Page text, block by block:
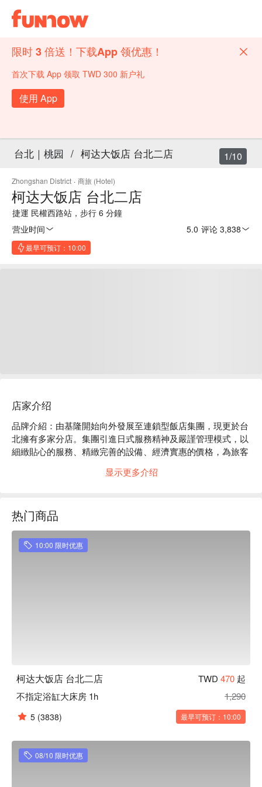
限时 3 倍送！下载App 领优惠！
首次下载 App 领取 TWD 300 新户礼
使用 App
台北｜桃园 / 柯达大饭店 台北二店
Zhongshan District · 商旅 (Hotel)
柯达大饭店 台北二店
捷運 民權西路站，步行 6 分鐘
营业时间
5.0 评论 3,838
最早可预订：10:00
1/10
店家介绍
品牌介紹：由基隆開始向外發展至連鎖型飯店集團，現更於台
北擁有多家分店。集團引進日式服務精神及嚴謹管理模式，以
細緻貼心的服務、精緻完善的設備、經濟實惠的價格，為旅客
絕佳位置：位於擁有林蔭大道的中山北路，距離捷運民權西路
主題風格：台北二店全館以簡約內斂的個性設計，讓您在沉穩
成熟的空間氣氛中感受台北都會魅力。
台北二店
柯達大飯店股份有限公司中山分公司，旅館登記字號：137-
显示更多介绍
热门商品
10:00 限时优惠
柯达大饭店 台北二店 TWD 470 起
不指定浴缸大床房 1h
1,290
5 (3838) 最早可预订：10:00
08/10 限时优惠